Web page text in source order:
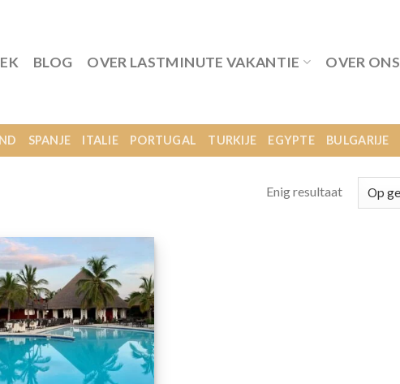
BLOG OVER LASTMINUTE VAKANTIE OVER ONS
SPANJE ITALIE PORTUGAL TURKIJE EGYPTE BULGARIJE
Enig resultaat